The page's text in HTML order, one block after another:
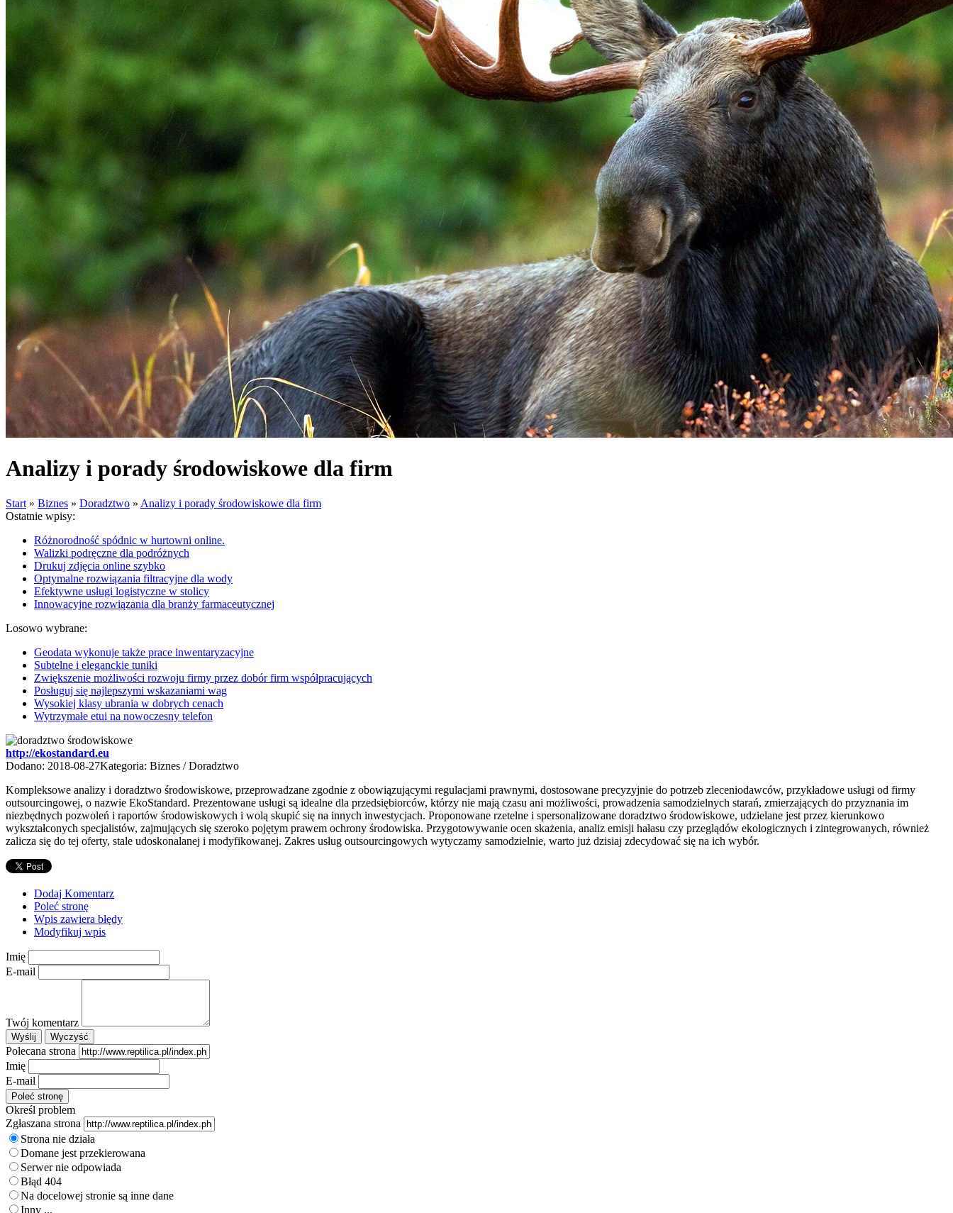
Analizy i porady środowiskowe dla firm
Start » Biznes » Doradztwo » Analizy i porady środowiskowe dla firm
Ostatnie wpisy:
Różnorodność spódnic w hurtowni online.
Walizki podręczne dla podróżnych
Drukuj zdjęcia online szybko
Optymalne rozwiązania filtracyjne dla wody
Efektywne usługi logistyczne w stolicy
Innowacyjne rozwiązania dla branży farmaceutycznej
Losowo wybrane:
Geodata wykonuje także prace inwentaryzacyjne
Subtelne i eleganckie tuniki
Zwiększenie możliwości rozwoju firmy przez dobór firm współpracujących
Posługuj się najlepszymi wskazaniami wag
Wysokiej klasy ubrania w dobrych cenach
Wytrzymałe etui na nowoczesny telefon
http://ekostandard.eu
Dodano: 2018-08-27Kategoria: Biznes / Doradztwo
Kompleksowe analizy i doradztwo środowiskowe, przeprowadzane zgodnie z obowiązującymi regulacjami prawnymi, dostosowane precyzyjnie do potrzeb zleceniodawców, przykładowe usługi od firmy
outsourcingowej, o nazwie EkoStandard. Prezentowane usługi są idealne dla przedsiębiorców, którzy nie mają czasu ani możliwości, prowadzenia samodzielnych starań, zmierzających do przyznania im
niezbędnych pozwoleń i raportów środowiskowych i wolą skupić się na innych inwestycjach. Proponowane rzetelne i spersonalizowane doradztwo środowiskowe, udzielane jest przez kierunkowo
wykształconych specjalistów, zajmujących się szeroko pojętym prawem ochrony środowiska. Przygotowywanie ocen skażenia, analiz emisji hałasu czy przeglądów ekologicznych i zintegrowanych, również
zalicza się do tej oferty, stale udoskonalanej i modyfikowanej. Zakres usług outsourcingowych wytyczamy samodzielnie, warto już dzisiaj zdecydować się na ich wybór.
Dodaj Komentarz
Poleć stronę
Wpis zawiera błędy
Modyfikuj wpis
Imię
E-mail
Twój komentarz
Polecana strona
Imię
E-mail
Określ problem
Zgłaszana strona
Strona nie działa
Domane jest przekierowana
Serwer nie odpowiada
Błąd 404
Na docelowej stronie są inne dane
Inny ...